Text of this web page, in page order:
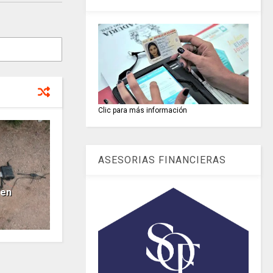
Clic para más información
ASESORIAS FINANCIERAS